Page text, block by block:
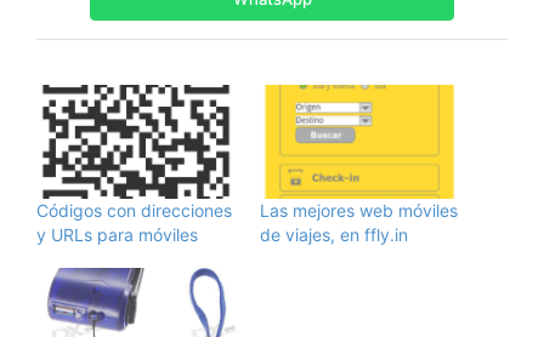
Códigos con direcciones
y URLs para móviles
Las mejores web móviles
de viajes, en ffly.in